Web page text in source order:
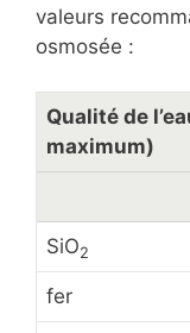
valeurs
osmosée :
Qualité de
maximum)
SiO2
fer